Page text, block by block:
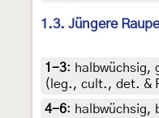
1.3. Jüngere
1-3: halbwüchsig,
(leg., cult., det. &
4-6: halbwüchsig,